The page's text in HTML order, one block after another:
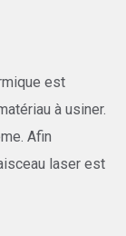
est
à usiner.
Afin
laser est